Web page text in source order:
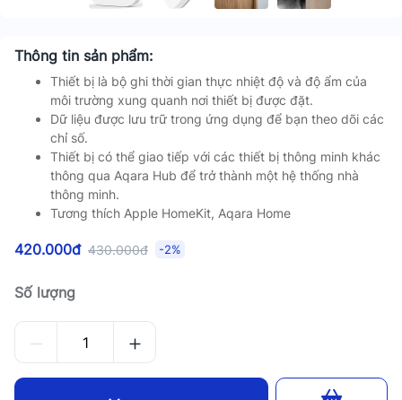
Thông tin sản phẩm:
Thiết bị là bộ ghi thời gian thực nhiệt độ và độ ẩm của
môi trường xung quanh nơi thiết bị được đặt.
Dữ liệu được lưu trữ trong ứng dụng để bạn theo dõi các
chỉ số.
Thiết bị có thể giao tiếp với các thiết bị thông minh khác
thông qua Aqara Hub để trở thành một hệ thống nhà
thông minh.
Tương thích Apple HomeKit, Aqara Home
420.000đ 430.000đ -2%
Số lượng